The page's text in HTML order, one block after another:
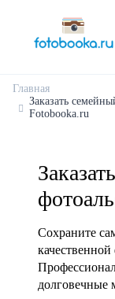
Главная
Заказать
Fotobooka.ru
Сохраните
долговечные